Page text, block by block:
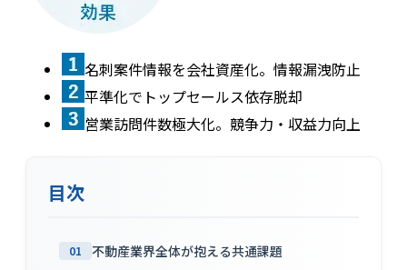
名刺案件情報を会社資産化。情報漏洩防止
平準化でトップセールス依存脱却
営業訪問件数極大化。競争力・収益力向上
目次
01 不動産業界全体が抱える共通課題